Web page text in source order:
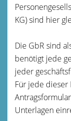
KG) sind hier
Die GbR sind
benötigt jede
jeder
Für jede dieser
Unterlagen